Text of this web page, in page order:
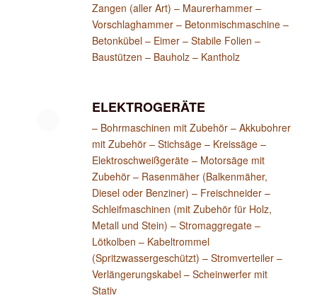
Zangen (aller Art) – Maurerhammer –
Vorschlaghammer – Betonmischmaschine –
Betonkübel – Eimer – Stabile Folien –
Baustützen – Bauholz – Kantholz
ELEKTROGERÄTE
– Bohrmaschinen mit Zubehör – Akkubohrer
mit Zubehör – Stichsäge – Kreissäge –
Elektroschweißgeräte – Motorsäge mit
Zubehör – Rasenmäher (Balkenmäher,
Diesel oder Benziner) – Freischneider –
Schleifmaschinen (mit Zubehör für Holz,
Metall und Stein) – Stromaggregate –
Lötkolben – Kabeltrommel
(Spritzwassergeschützt) – Stromverteiler –
Verlängerungskabel – Scheinwerfer mit
Stativ